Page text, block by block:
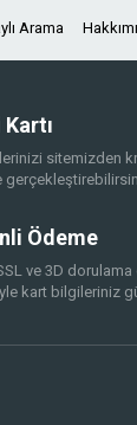
Arama
sitemizden
Ödeme
ve 3D
kart bilgileriniz